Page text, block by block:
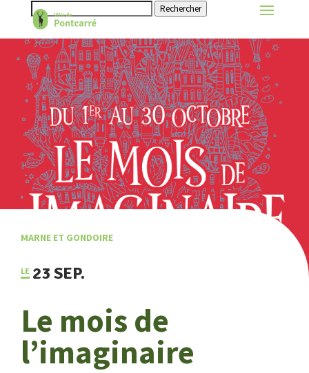
Rechercher
MARNE ET GONDOIRE
23 SEP.
Le mois de
l’imaginaire